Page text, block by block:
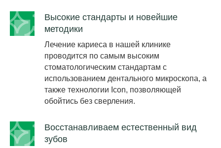
Высокие стандарты и новейшие
методики
Лечение кариеса в нашей клинике
проводится по самым высоким
стоматологическим стандартам с
использованием дентального микроскопа, а
также технологии Icon, позволяющей
обойтись без сверления.
Восстанавливаем естественный вид
зубов
Осмотр +
фотопротокол
Доктор внимательно
изучит состояние зубов,
десен и прикуса ребенка,
объяснит по снимку,
какие проблемы на
данный момент есть